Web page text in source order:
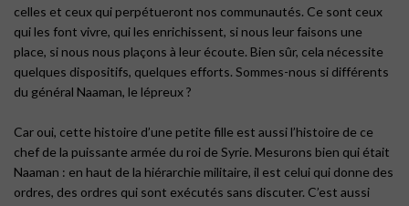
celles et ceux qui perpétueront nos communautés. Ce sont ceux
qui les font vivre, qui les enrichissent, si nous leur faisons une
place, si nous nous plaçons à leur écoute. Bien sûr, cela nécessite
quelques dispositifs, quelques efforts. Sommes-nous si différents
du général Naaman, le lépreux ?
Car oui, cette histoire d’une petite fille est aussi l’histoire de ce
chef de la puissante armée du roi de Syrie. Mesurons bien qui était
Naaman : en haut de la hiérarchie militaire, il est celui qui donne des
ordres, des ordres qui sont exécutés sans discuter. C’est aussi